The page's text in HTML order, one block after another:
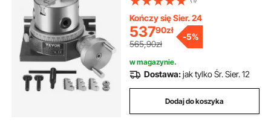
indeksujących frezarki
Kończy się Sier. 24
53790zł
565,90zł
-5%
w magazynie.
Dostawa:jak tylko Śr. Sier. 12
Dodaj do koszyka